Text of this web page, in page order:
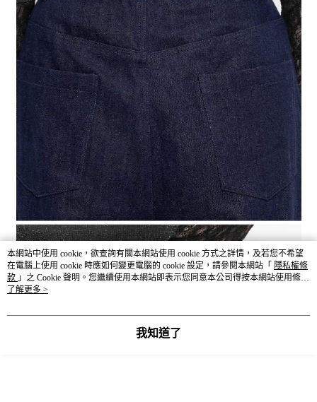
本網站中使用 cookie，欲查詢有關本網站使用 cookie 方式之詳情，及若您不希望
在電腦上使用 cookie 時應如何變更電腦的 cookie 設定，請參閱本網站「 隱私權條
款 」之 Cookie 聲明。您繼續使用本網站即表示您同意本公司得按本網站使用條款
之 Cookie 聲明使用 cookie。
了解更多 >
我知道了